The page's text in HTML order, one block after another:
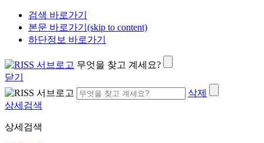
검색 바로가기
본문 바로가기(skip to content)
하단정보 바로가기
무엇을 찾고 계세요?
닫기
삭제
상세검색
상세검색